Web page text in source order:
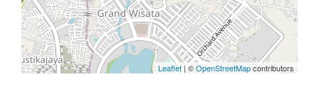
Leaflet| ©OpenStreetMapcontributors